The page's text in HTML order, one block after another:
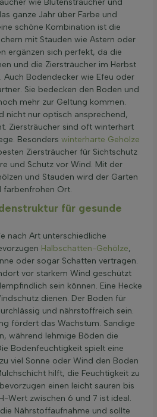
wie Blütensträucher und
ganze Jahr über Farbe und
schöne Kombination ist die
mit Stauden wie Astern oder
ergänzen sich perfekt, da die
und die Ziersträucher im Herbst
Auch Bodendecker wie Efeu oder
Sie bedecken den Boden und
mehr zur Geltung kommen.
nicht nur optisch ansprechend,
Ziersträucher sind oft winterhart
Besonders winterharte Gehölze
Ziersträucher für Sichtschutz
und Schutz vor Wind. Mit der
und Stauden wird der Garten
farbenfrohen Ort.
für gesunde
nach Art unterschiedliche
Halbschatten-Gehölze,
oder sogar Schatten vertragen.
vor starkem Wind geschützt
sein können. Eine Hecke
dienen. Der Boden für
und nährstoffreich sein.
fördert das Wachstum. Sandige
während lehmige Böden die
Bodenfeuchtigkeit spielt eine
viel Sonne oder Wind den Boden
hilft, die Feuchtigkeit zu
einen leicht sauren bis
Wert zwischen 6 und 7 ist ideal.
Nährstoffaufnahme und sollte